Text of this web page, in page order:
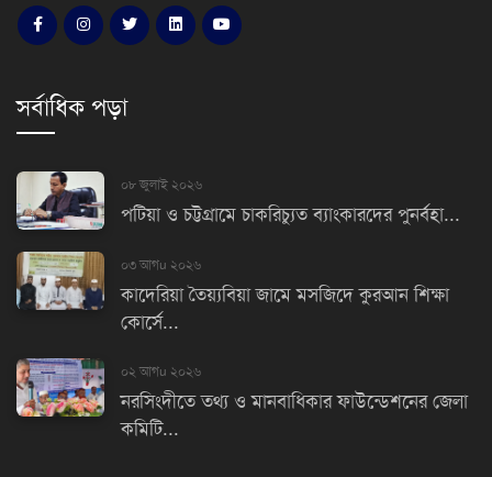
সর্বাধিক পড়া
০৮ জুলাই ২০২৬
পটিয়া ও চট্টগ্রামে চাকরিচ্যুত ব্যাংকারদের পুনর্বহা...
০৩ আগu ২০২৬
কাদেরিয়া তৈয়্যবিয়া জামে মসজিদে কুরআন শিক্ষা
কোর্সে...
০২ আগu ২০২৬
নরসিংদীতে তথ্য ও মানবাধিকার ফাউন্ডেশনের জেলা
কমিটি...